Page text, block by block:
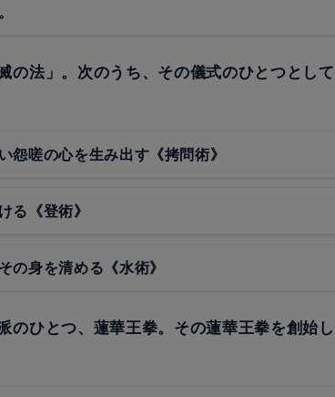
の法」。次のうち、その儀式のひとつとし
怨嗟の心を生み出す《拷問術》
る《登術》
の身を清める《水術》
のひとつ、蓮華王拳。その蓮華王拳を創始